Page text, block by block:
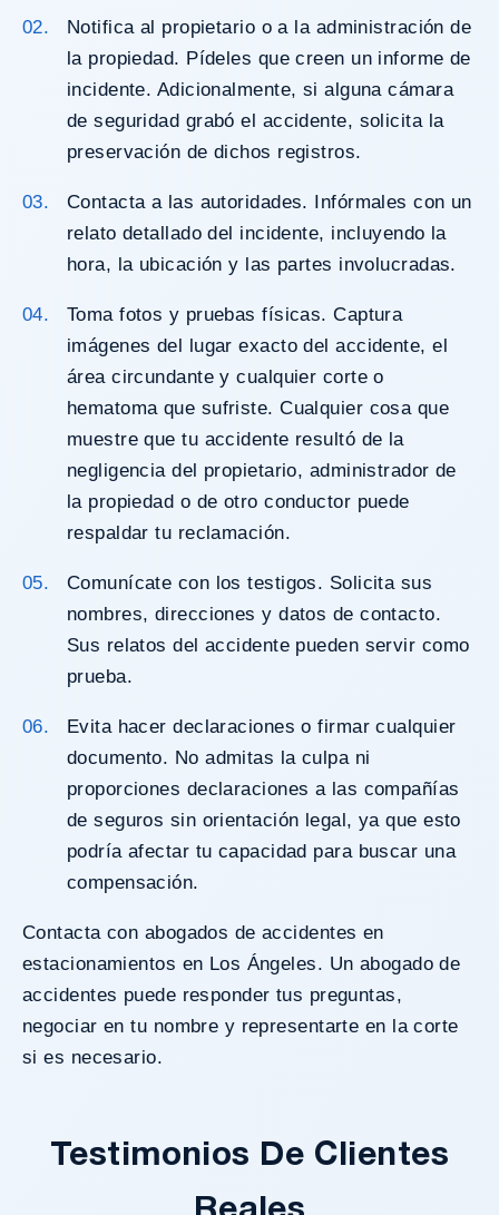
Notifica al propietario o a la administración de
la propiedad. Pídeles que creen un informe de
incidente. Adicionalmente, si alguna cámara
de seguridad grabó el accidente, solicita la
preservación de dichos registros.
Contacta a las autoridades. Infórmales con un
relato detallado del incidente, incluyendo la
hora, la ubicación y las partes involucradas.
Toma fotos y pruebas físicas. Captura
imágenes del lugar exacto del accidente, el
área circundante y cualquier corte o
hematoma que sufriste. Cualquier cosa que
muestre que tu accidente resultó de la
negligencia del propietario, administrador de
la propiedad o de otro conductor puede
respaldar tu reclamación.
Comunícate con los testigos. Solicita sus
nombres, direcciones y datos de contacto.
Sus relatos del accidente pueden servir como
prueba.
Evita hacer declaraciones o firmar cualquier
documento. No admitas la culpa ni
proporciones declaraciones a las compañías
de seguros sin orientación legal, ya que esto
podría afectar tu capacidad para buscar una
compensación.
Contacta con abogados de accidentes en
estacionamientos en Los Ángeles. Un abogado de
accidentes puede responder tus preguntas,
negociar en tu nombre y representarte en la corte
si es necesario.
Testimonios De Clientes